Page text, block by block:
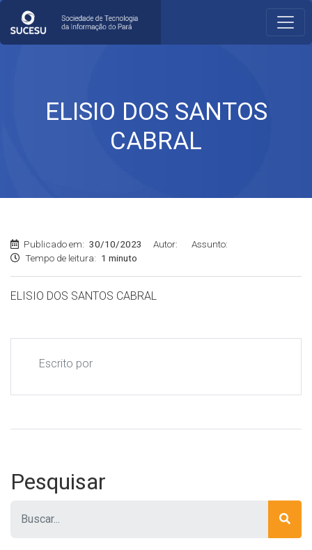
ELISIO DOS SANTOS
CABRAL
Publicado em: 30/10/2023 Autor:
Assunto:
Tempo de leitura: 1 minuto
ELISIO DOS SANTOS CABRAL
Escrito por
Pesquisar